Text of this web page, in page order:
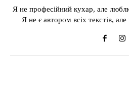
Я не професійний кухар, але
Я не є автором всіх текстів, але